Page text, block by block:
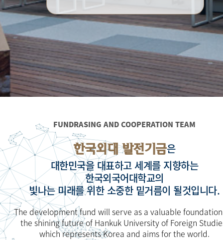
FUNDRASING AND COOPERATION TEAM
한국외대 발전기금은
대한민국을 대표하고 세계를 지향하는
한국외국어대학교의
빛나는 미래를 위한 소중한 밑거름이 될것입니다.
The development fund will serve as a valuable
the shining future of Hankuk University of Foreign
which represents Korea and aims for the world.